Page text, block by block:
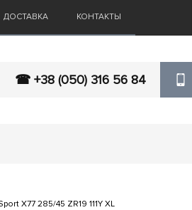
ДОСТАВКА КОНТАКТЫ
☎ +38 (050) 316 56 84
X77 285/45 ZR19 111Y XL